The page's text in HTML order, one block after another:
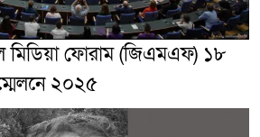
মিডিয়া ফোরাম (জিএমএফ) ১৮
২০২৫